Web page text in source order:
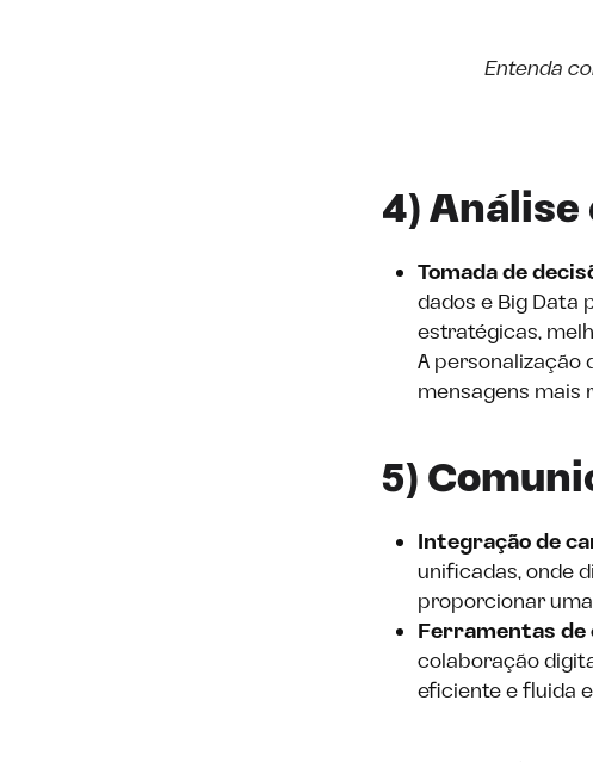
Entenda
4) Análise
Tomada de
dados e Big Data
estratégicas,
A personalização
mensagens mais
5)
Integração de
unificadas, onde
proporcionar
Ferramentas
colaboração
eficiente e fluida